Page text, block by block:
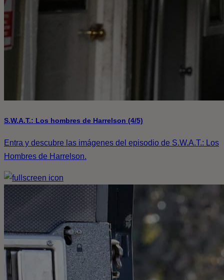
S.W.A.T.: Los hombres de Harrelson (4/5)
Entra y descubre las imágenes del episodio de S.W.A.T.: Los
Hombres de Harrelson.